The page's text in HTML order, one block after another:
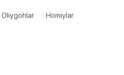
Oliygohlar Homiylar